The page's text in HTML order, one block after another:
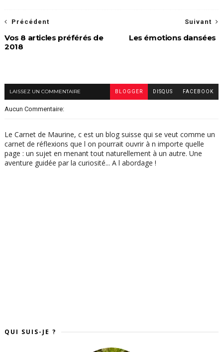
Suivant
Les émotions dansées
Précédent
Vos 8 articles préférés de
2018
LAISSEZ UN COMMENTAIRE BLOGGER DISQUS FACEBOOK
Aucun Commentaire:
Le Carnet de Maurine, c est un blog suisse qui se veut comme un
carnet de réflexions que l on pourrait ouvrir à n importe quelle
page : un sujet en menant tout naturellement à un autre. Une
aventure guidée par la curiosité... A l abordage !
QUI SUIS-JE ?